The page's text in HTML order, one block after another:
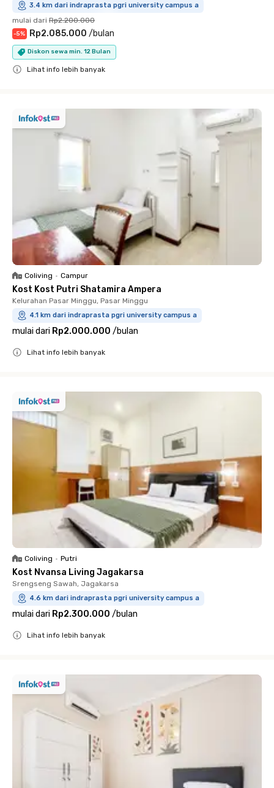
3.4 km dari indraprasta pgri university campus a
mulai dari Rp2.200.000
-5% Rp2.085.000 /bulan
Diskon sewa min. 12 Bulan
Lihat info lebih banyak
Coliving • Campur
Kost Kost Putri Shatamira Ampera
Kelurahan Pasar Minggu, Pasar Minggu
4.1 km dari indraprasta pgri university campus a
mulai dari Rp2.000.000 /bulan
Lihat info lebih banyak
Coliving • Putri
Kost Nvansa Living Jagakarsa
Srengseng Sawah, Jagakarsa
4.6 km dari indraprasta pgri university campus a
mulai dari Rp2.300.000 /bulan
Lihat info lebih banyak